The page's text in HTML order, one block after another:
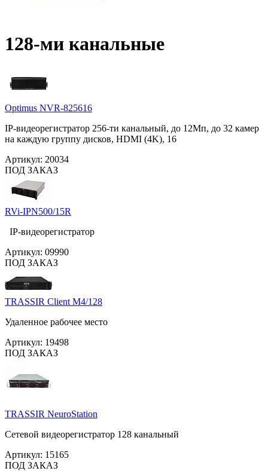
128-ми канальные
Optimus NVR-825616
IP-видеорегистратор 256-ти канальный, до 12Мп, до 32 камер
на каждую группу дисков, HDMI (4K), 16
Артикул: 20034
ПОД ЗАКАЗ
RVi-IPN500/15R
IP-видеорегистратор
Артикул: 09990
ПОД ЗАКАЗ
TRASSIR Client M4/128
Удаленное рабочее место
Артикул: 19498
ПОД ЗАКАЗ
TRASSIR NeuroStation
Сетевой видеорегистратор 128 канальный
Артикул: 15165
ПОД ЗАКАЗ